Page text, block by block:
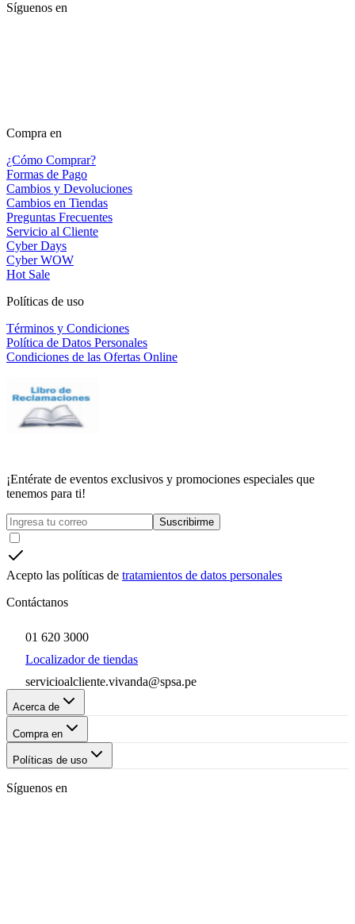
Síguenos en
Compra en
¿Cómo Comprar?
Formas de Pago
Cambios y Devoluciones
Cambios en Tiendas
Preguntas Frecuentes
Servicio al Cliente
Cyber Days
Cyber WOW
Hot Sale
Políticas de uso
Términos y Condiciones
Política de Datos Personales
Condiciones de las Ofertas Online
¡Entérate de eventos exclusivos y promociones especiales que
tenemos para ti!
Suscribirme
Acepto las políticas de tratamientos de datos personales
Contáctanos
01 620 3000
Localizador de tiendas
servicioalcliente.vivanda@spsa.pe
Acerca de
Compra en
Políticas de uso
Síguenos en